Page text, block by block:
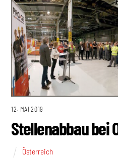
12. MAI 2019
Stellenabbau bei
Österreich